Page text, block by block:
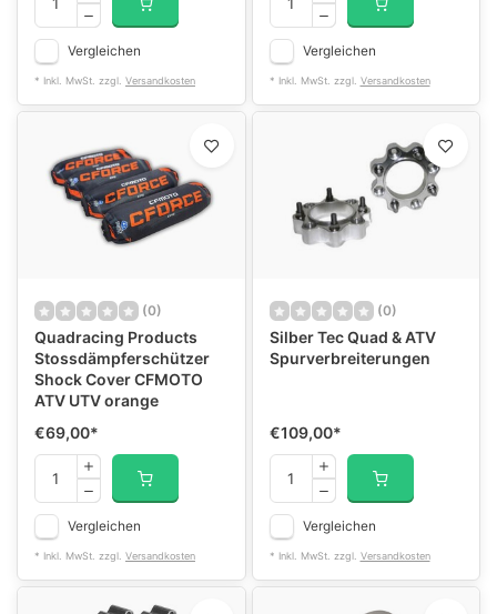
Vergleichen
* Inkl. MwSt. zzgl. Versandkosten
Vergleichen
* Inkl. MwSt. zzgl. Versandkosten
(0)
Quadracing Products
Stossdämpferschützer
Shock Cover CFMOTO
ATV UTV orange
€69,00*
Vergleichen
* Inkl. MwSt. zzgl. Versandkosten
(0)
Silber Tec Quad & ATV
Spurverbreiterungen
€109,00*
Vergleichen
* Inkl. MwSt. zzgl. Versandkosten